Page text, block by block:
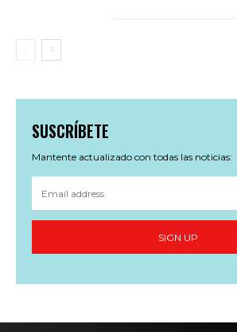
SUSCRÍBETE
Mantente actualizado con todas las noticias:
SIGN UP